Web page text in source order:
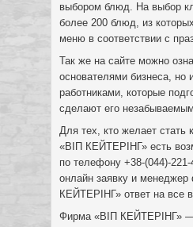
выбором блюд. На выбор
более 200 блюд, из
меню в соответствии с
Так же на сайте можно
основателями бизнеса, но
работниками, которые
сделают его
Для тех, кто желает
«ВІП КЕЙТЕРІНГ» есть
по телефону +38-(044)-
онлайн заявку и
КЕЙТЕРІНГ» ответ на все
Фирма «ВІП КЕЙТЕРІНГ»